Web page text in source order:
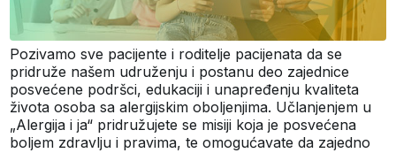
Pozivamo sve pacijente i roditelje pacijenata da se
pridruže našem udruženju i postanu deo zajednice
posvećene podršci, edukaciji i unapređenju kvaliteta
života osoba sa alergijskim oboljenjima. Učlanjenjem u
„Alergija i ja“ pridružujete se misiji koja je posvećena
boljem zdravlju i pravima, te omogućavate da zajedno